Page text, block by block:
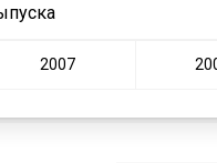
2007